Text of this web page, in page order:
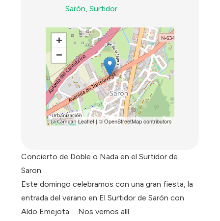
Sarón,Surtidor
+
−
Leaflet| ©OpenStreetMapcontributors
Concierto de Doble o Nada en el Surtidor de
Saron.
Este domingo celebramos con una gran fiesta, la
entrada del verano en El Surtidor de Sarón con
Aldo Emejota ….Nos vemos allí.